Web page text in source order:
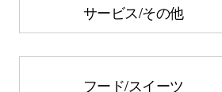
サービス/その他
フード/スイーツ